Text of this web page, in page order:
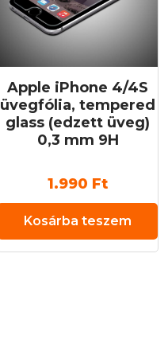
Apple iPhone 4/4S
üvegfólia, tempered
glass (edzett üveg)
0,3 mm 9H
1.990 Ft
Kosárba teszem